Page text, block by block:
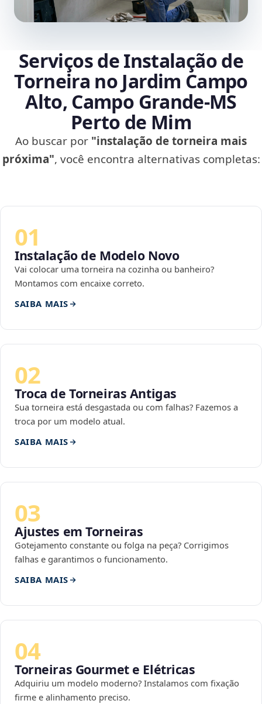
Serviços de Instalação de
Torneira no Jardim Campo
Alto, Campo Grande‑MS
Perto de Mim
Ao buscar por "instalação de torneira mais
próxima", você encontra alternativas completas:
01
Instalação de Modelo Novo
Vai colocar uma torneira na cozinha ou banheiro?
Montamos com encaixe correto.
SAIBA MAIS
02
Troca de Torneiras Antigas
Sua torneira está desgastada ou com falhas? Fazemos a
troca por um modelo atual.
SAIBA MAIS
03
Ajustes em Torneiras
Gotejamento constante ou folga na peça? Corrigimos
falhas e garantimos o funcionamento.
SAIBA MAIS
04
Torneiras Gourmet e Elétricas
Adquiriu um modelo moderno? Instalamos com fixação
firme e alinhamento preciso.